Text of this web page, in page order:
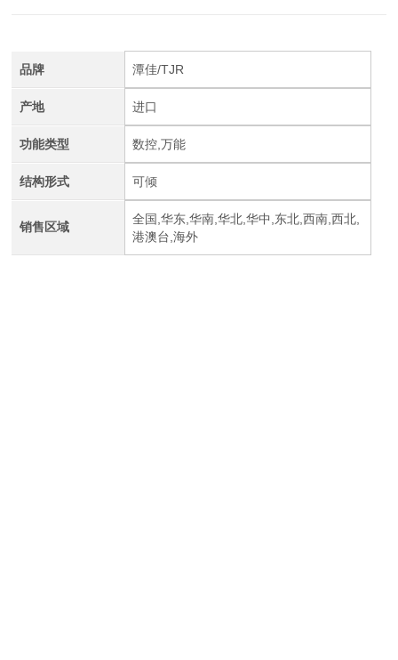
品牌 潭佳/TJR
产地 进口
功能类型 数控,万能
结构形式 可倾
销售区域
全国,华东,华南,华北,华中,东北,西南,西北,
港澳台,海外